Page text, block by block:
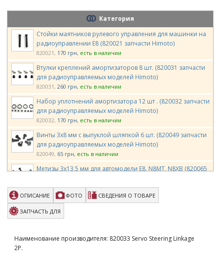
Категория
Стойки маятников рулевого управления для машинки на
радиоуправлении E8 (820021 запчасти Himoto)
820021 170 грн есть в наличии
Втулки креплений амортизаторов 8 шт. (820031 запчасти
для радиоуправляемых моделей Himoto)
820031 260 грн есть в наличии
Набор уплотнений амортизатора 12 шт . (820032 запчасти
для радиоуправляемых моделей Himoto)
820032 170 грн есть в наличии
Винты 3х8 мм с выпуклой шляпкой 6 шт. (820049 запчасти
для радиоуправляемых моделей Himoto)
820049 65 грн есть в наличии
Метизы 3х13,5 мм для автомодели E8, N8MT, N8XB (820065
820065 65 грн есть в наличии
Штифты 2,5*11 мм 12 шт. (820074 запчасти для
радиоуправляемых моделей Himoto)
820074 107 грн
Рычаг подвески задний нижний для машинки на
ОПИСАНИЕ ФОТО СВЕДЕНИЯ О ТОВАРЕ
ЗАПЧАСТЬ ДЛЯ
Наименование производителя: 820033 Servo Steering Linkage
2P.